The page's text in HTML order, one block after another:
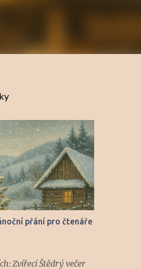
přání pro čtenáře
Zvířecí Štědrý večer